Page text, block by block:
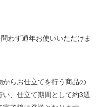
わず通年お使いいただけま
からお仕立てを行う商品の
、仕立て期間として約3週